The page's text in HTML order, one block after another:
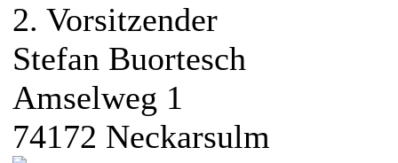
2. Vorsitzender
Stefan Buortesch
Amselweg 1
74172 Neckarsulm